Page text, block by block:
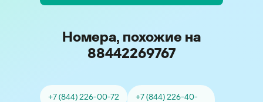
Номера, похожие на
88442269767
+7 (844) 226-00-72
+7 (844) 226-40-